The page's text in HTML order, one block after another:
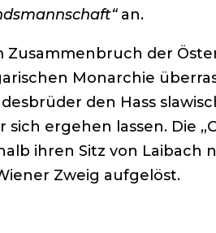
an.
Zusammenbruch der
Monarchie
den Hass
sich ergehen lassen. Die
ihren Sitz von Laibach
Zweig aufgelöst.